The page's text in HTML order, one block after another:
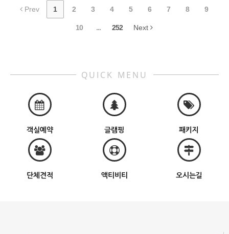
Prev 1 2 3 4 5 6 7 8 9
10 ... 252 Next
QUICK MENU
객실예약 글램핑 패키지
단체견적 액티비티 오시는길